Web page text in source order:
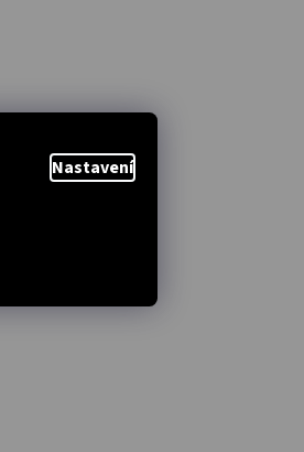
Nastavení